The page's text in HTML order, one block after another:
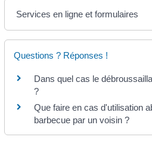
Services en ligne et formulaires
Questions ? Réponses !
Dans quel cas le
?
Que faire en cas d'utilisation
barbecue par un voisin ?